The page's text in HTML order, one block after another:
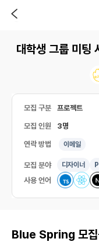
대학생 그룹 미팅
모집 구분 프로젝트
모집 인원 3명
연락 방법 이메일
모집 분야 디자이너
사용 언어
Blue Spring 모집